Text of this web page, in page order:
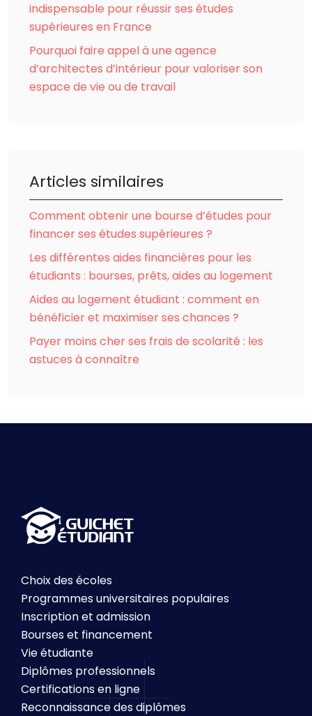
indispensable pour réussir ses études
supérieures en France
Pourquoi faire appel à une agence
d’architectes d’intérieur pour valoriser son
espace de vie ou de travail
Articles similaires
Comment obtenir une bourse d’études pour
financer ses études supérieures ?
Les différentes aides financières pour les
étudiants : bourses, prêts, aides au logement
Aides au logement étudiant : comment en
bénéficier et maximiser ses chances ?
Payer moins cher ses frais de scolarité : les
astuces à connaître
Choix des écoles
Programmes universitaires populaires
Inscription et admission
Bourses et financement
Vie étudiante
Diplômes professionnels
Certifications en ligne
Reconnaissance des diplômes